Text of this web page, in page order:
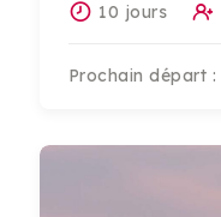
10 jours
Prochain départ :